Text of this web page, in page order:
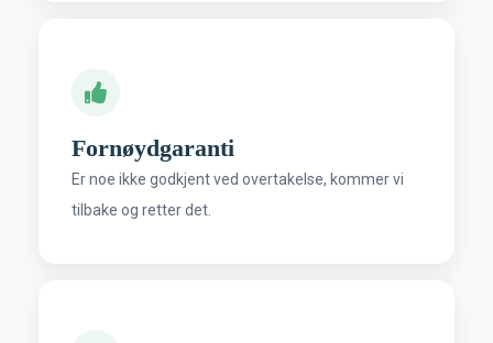
Fornøydgaranti
Er noe ikke godkjent ved overtakelse, kommer vi
tilbake og retter det.